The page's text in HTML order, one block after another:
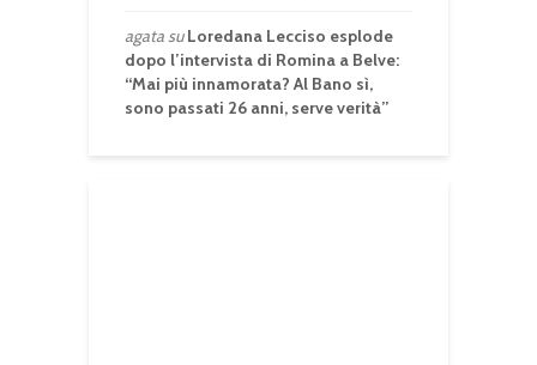
agatasuLoredana Lecciso esplode
dopo l’intervista di Romina a Belve:
“Mai più innamorata? Al Bano sì,
sono passati 26 anni, serve verità”